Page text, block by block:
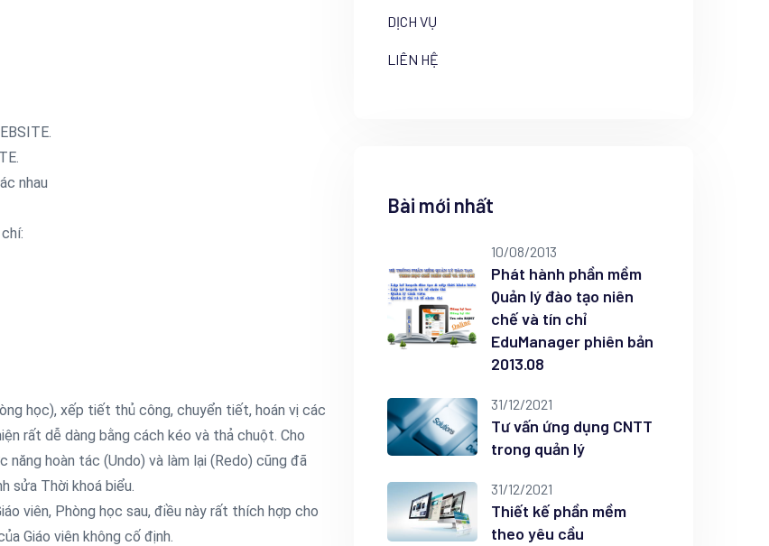
nhau
học), xếp tiết thủ công, chuyển tiết, hoán vị các
rất dễ dàng bằng cách kéo và thả chuột. Cho
hoàn tác (Undo) và làm lại (Redo) cũng đã
sửa Thời khoá biểu.
viên, Phòng học sau, điều này rất thích hợp cho
Giáo viên không cố định.
DỊCH VỤ
LIÊN HỆ
Bài mới nhất
10/08/2013
Phát hành phần mềm
Quản lý đào tạo niên
chế và tín chỉ
EduManager phiên bản
2013.08
31/12/2021
Tư vấn ứng dụng CNTT
trong quản lý
31/12/2021
Thiết kế phần mềm
theo yêu cầu